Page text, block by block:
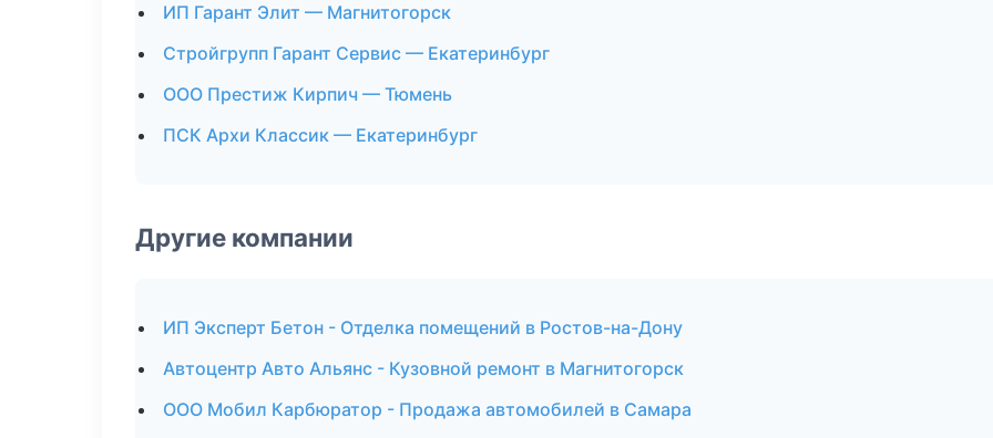
ИП Гарант Элит — Магнитогорск
Стройгрупп Гарант Сервис — Екатеринбург
ООО Престиж Кирпич — Тюмень
ПСК Архи Классик — Екатеринбург
Другие компании
ИП Эксперт Бетон - Отделка помещений в Ростов-на-Дону
Автоцентр Авто Альянс - Кузовной ремонт в Магнитогорск
ООО Мобил Карбюратор - Продажа автомобилей в Самара